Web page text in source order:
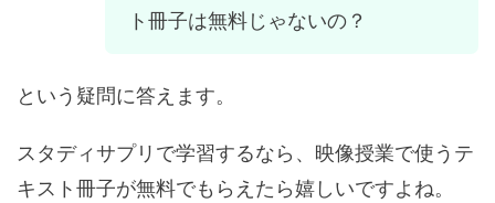
ト冊子は無料じゃないの？
という疑問に答えます。
スタディサプリで学習するなら、映像授業で使うテ
キスト冊子が無料でもらえたら嬉しいですよね。